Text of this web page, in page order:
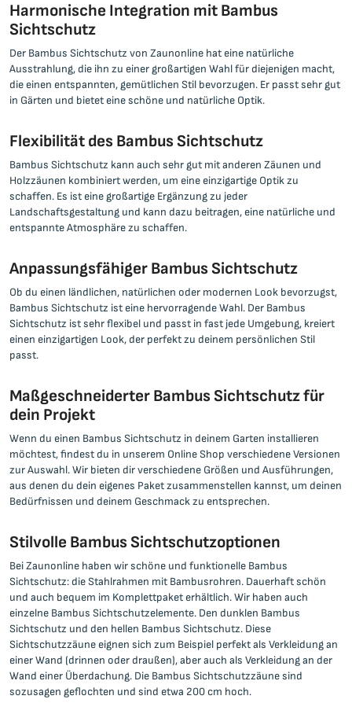
Harmonische Integration mit Bambus
Sichtschutz
Der Bambus Sichtschutz von Zaunonline hat eine natürliche
Ausstrahlung, die ihn zu einer großartigen Wahl für diejenigen macht,
die einen entspannten, gemütlichen Stil bevorzugen. Er passt sehr gut
in Gärten und bietet eine schöne und natürliche Optik.
Flexibilität des Bambus Sichtschutz
Bambus Sichtschutz kann auch sehr gut mit anderen Zäunen und
Holzzäunen kombiniert werden, um eine einzigartige Optik zu
schaffen. Es ist eine großartige Ergänzung zu jeder
Landschaftsgestaltung und kann dazu beitragen, eine natürliche und
entspannte Atmosphäre zu schaffen.
Anpassungsfähiger Bambus Sichtschutz
Ob du einen ländlichen, natürlichen oder modernen Look bevorzugst,
Bambus Sichtschutz ist eine hervorragende Wahl. Der Bambus
Sichtschutz ist sehr flexibel und passt in fast jede Umgebung, kreiert
einen einzigartigen Look, der perfekt zu deinem persönlichen Stil
passt.
Maßgeschneiderter Bambus Sichtschutz für
dein Projekt
Wenn du einen Bambus Sichtschutz in deinem Garten installieren
möchtest, findest du in unserem Online Shop verschiedene Versionen
zur Auswahl. Wir bieten dir verschiedene Größen und Ausführungen,
aus denen du dein eigenes Paket zusammenstellen kannst, um deinen
Bedürfnissen und deinem Geschmack zu entsprechen.
Stilvolle Bambus Sichtschutzoptionen
Bei Zaunonline haben wir schöne und funktionelle Bambus
Sichtschutz: die Stahlrahmen mit Bambusrohren. Dauerhaft schön
und auch bequem im Komplettpaket erhältlich. Wir haben auch
einzelne Bambus Sichtschutzelemente. Den dunklen Bambus
Sichtschutz und den hellen Bambus Sichtschutz. Diese
Sichtschutzzäune eignen sich zum Beispiel perfekt als Verkleidung an
einer Wand (drinnen oder draußen), aber auch als Verkleidung an der
Wand einer Überdachung. Die Bambus Sichtschutzzäune sind
sozusagen geflochten und sind etwa 200 cm hoch.